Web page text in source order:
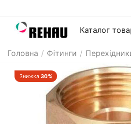
Каталог
Головна / Фітинги /
Знижка 30%